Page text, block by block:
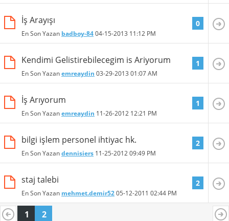
İş Arayışı
En Son Yazan badboy-8404-15-2013 11:12 PM
0
Kendimi Gelistirebilecegim is Ariyorum
En Son Yazanemreaydin 03-29-2013 01:07 AM
1
İş Arıyorum
En Son Yazanemreaydin 11-26-2012 12:21 PM
1
bilgi işlem personel ihtiyac hk.
En Son Yazandennisiers 11-25-201209:49 PM
2
staj talebi
En Son Yazan mehmet.demir5205-12-2011 02:44 PM
2
1 2